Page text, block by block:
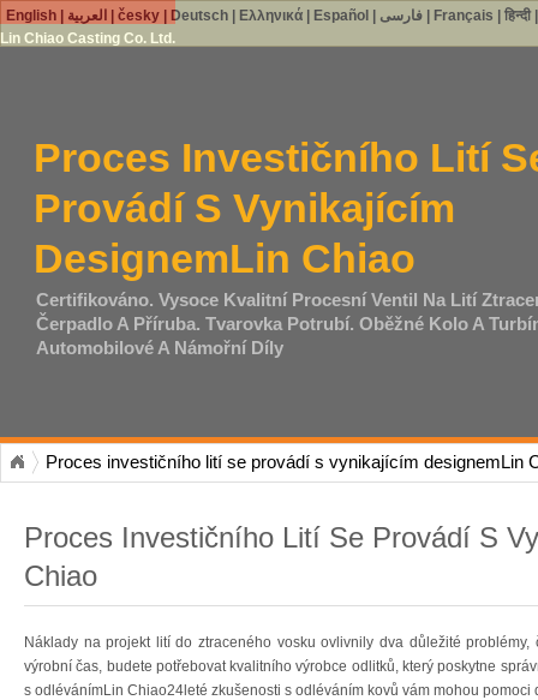
Lin Chiao Casting Co. Ltd.
Proces Investičního Lití
Provádí S Vynikajícím
DesignemLin Chiao
Certifikováno. Vysoce Kvalitní Procesní Ventil Na Lití
Čerpadlo A Příruba. Tvarovka Potrubí. Oběžné Kolo A
Automobilové A Námořní Díly
Proces investičního lití se provádí s vynikajícím designemLin
Proces Investičního Lití Se Provádí S
Chiao
Náklady na projekt lití do ztraceného vosku ovlivnily dva důležité
výrobní čas, budete potřebovat kvalitního výrobce odlitků, který poskytne
s odlévánímLin Chiao24leté zkušenosti s odléváním kovů vám mohou pomoci
English| العربية česky| Deutsch| Ελληνικά| Español فارسی| Français हिन्दी